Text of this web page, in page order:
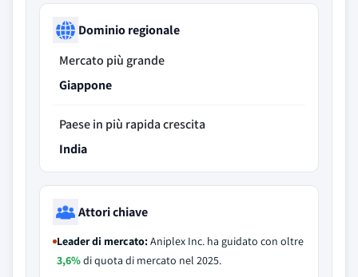
Dominio regionale
Mercato più grande
Giappone
Paese in più rapida crescita
India
Attori chiave
Leader di mercato:Aniplex Inc. ha guidato con oltre
3,6%di quota di mercato nel 2025.